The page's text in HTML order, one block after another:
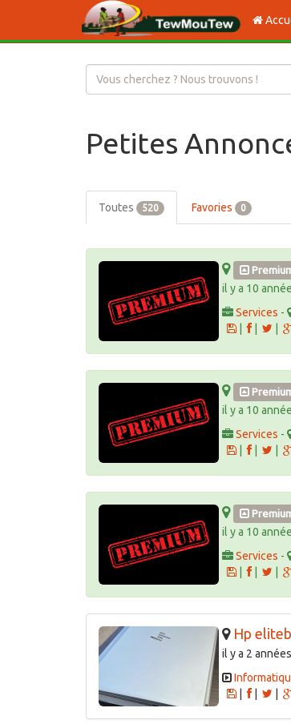
Petites
Toutes 520 Favories 0
il y a 10
Services -
|
il y a 10
Services -
|
il y a 10
Services -
|
Hp
il y a 2
|